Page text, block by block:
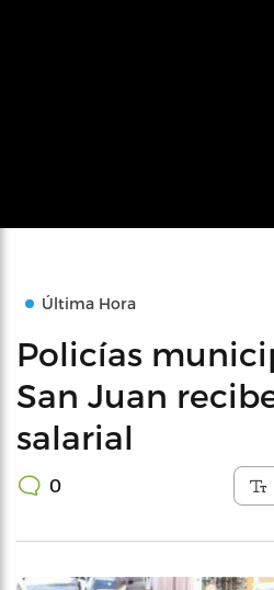
Última Hora
Policías
San Juan
salarial
0